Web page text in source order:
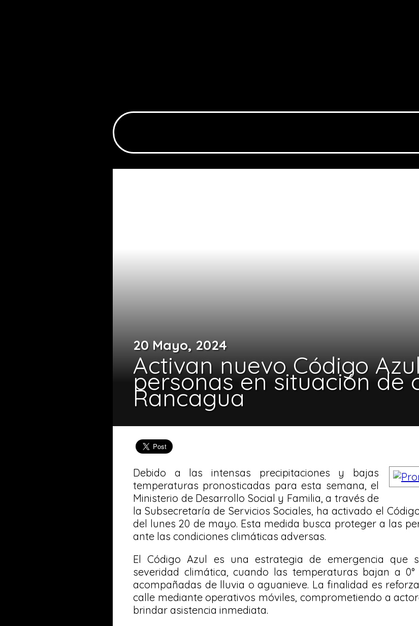
20 Mayo, 2024
Activan nuevo Código
personas en situación de
Rancagua
Debido a las intensas precipitaciones y bajas
temperaturas pronosticadas para esta semana, el
Ministerio de Desarrollo Social y Familia, a través de
la Subsecretaría de Servicios Sociales, ha activado el
del lunes 20 de mayo. Esta medida busca proteger a las
ante las condiciones climáticas adversas.
El Código Azul es una estrategia de emergencia que
severidad climática, cuando las temperaturas bajan a
acompañadas de lluvia o aguanieve. La finalidad es
calle mediante operativos móviles, comprometiendo a
brindar asistencia inmediata.